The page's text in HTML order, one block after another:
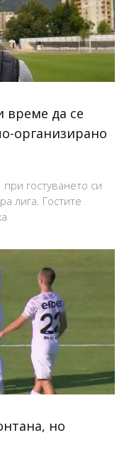
време да се
организирано
гостуването си
лига. Гостите
но